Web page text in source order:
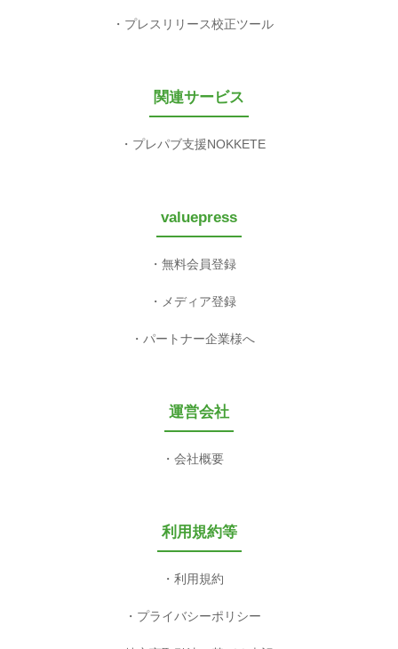
プレスリリース校正ツール
関連サービス
プレパブ支援NOKKETE
valuepress
無料会員登録
メディア登録
パートナー企業様へ
運営会社
会社概要
利用規約等
利用規約
プライバシーポリシー